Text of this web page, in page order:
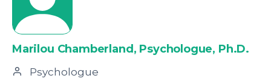
Marilou Chamberland, Psychologue, Ph.D.
Psychologue